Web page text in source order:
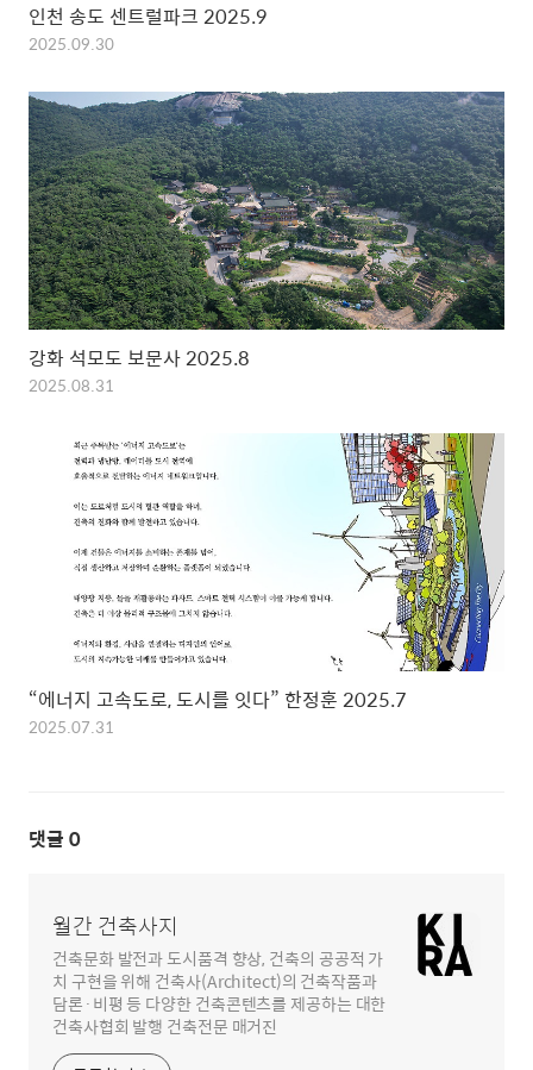
인천 송도 센트럴파크 2025.9
2025.09.30
강화 석모도 보문사 2025.8
2025.08.31
“에너지 고속도로, 도시를 잇다” 한정훈 2025.7
2025.07.31
댓글 0
월간 건축사지
건축문화 발전과 도시품격 향상, 건축의 공공적 가
치 구현을 위해 건축사(Architect)의 건축작품과
담론·비평 등 다양한 건축콘텐츠를 제공하는 대한
건축사협회 발행 건축전문 매거진